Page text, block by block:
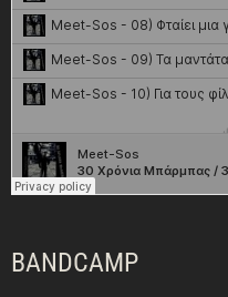
BANDCAMP